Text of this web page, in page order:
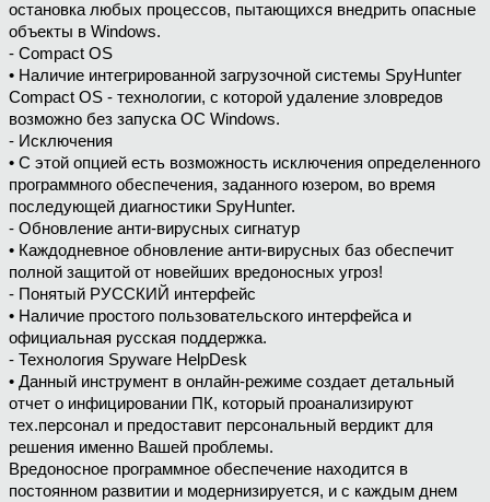
остановка любых процессов, пытающихся внедрить опасные
объекты в Windows.
- Compact OS
• Наличие интегрированной загрузочной системы SpyHuntеr
Cоmpact OS - технологии, с которой удаление зловредов
возможно без запуска ОС Windоws.
- Исключения
• С этой опцией есть возможность исключения определенного
программного обеспечения, заданного юзером, во время
последующей диагностики SpyHuntеr.
- Обновление анти-вирусных сигнатур
• Каждодневное обновление анти-вирусных баз обеспечит
полной защитой от новейших вредоносных угроз!
- Понятый РУССКИЙ интерфейс
• Наличие простого пользовательского интерфейса и
официальная русская поддержка.
- Технология Spyware HelpDesk
• Данный инструмент в онлайн-режиме создает детальный
отчет о инфицировании ПК, который проанализируют
тех.персонал и предоставит персональный вердикт для
решения именно Вашей проблемы.
Вредоносное программное обеспечение находится в
постоянном развитии и модернизируется, и с каждым днем